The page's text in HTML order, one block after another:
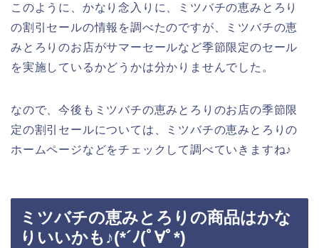
このように、かなり念入りに、ミツバチの恵みとろり
の割引セールの情報を調べたのですが、ミツバチの恵
みとろりのお店がサマーセールなど季節限定のセール
を実施しているかどうかは分かりませんでした。
なので、今後もミツバチの恵みとろりのお店の季節限
定の割引セールについては、ミツバチの恵みとろりの
ホームページなどをチェックして調べていきますね♪
ミツバチの恵みとろりの商品はかな
りいいかも♪(*´ﾉ(ﾟ∀ﾟ*)